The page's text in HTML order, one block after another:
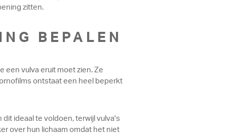
zitten.
BEPALEN
een vulva eruit moet zien. Ze
ontstaat een heel beperkt
ideaal te voldoen, terwijl vulva's
over hun lichaam omdat het niet